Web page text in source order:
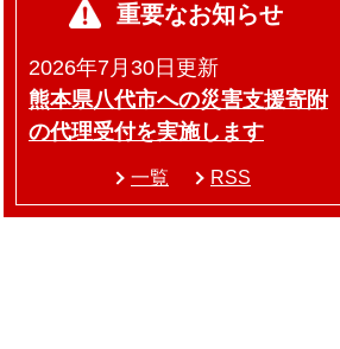
重要なお知らせ
2026年7月30日更新
熊本県八代市への災害支援寄附
の代理受付を実施します
一覧 RSS